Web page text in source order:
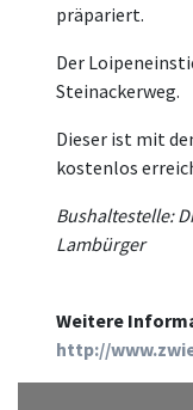
präpariert.
Der
Steinackerweg.
Dieser ist mit
kostenlos
Bushaltestelle:
Lambürger
Weitere
http://